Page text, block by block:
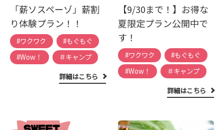
「薪ソスペーゾ」薪割
り体験プラン！！
#ワクワク
#もぐもぐ
#Wow！
＃キャンプ
詳細はこちら
【9/30まで！】お得な
夏限定プラン公開中で
す！
#ワクワク
#もぐもぐ
#Wow！
＃キャンプ
詳細はこちら